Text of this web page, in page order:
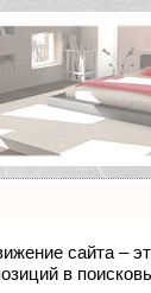
сайта –
в